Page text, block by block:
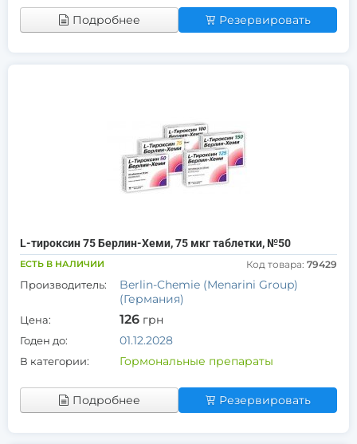
Подробнее Резервировать
L-тироксин 75 Берлин-Хеми, 75 мкг таблетки, №50
ЕСТЬ В НАЛИЧИИ Код товара: 79429
Производитель:
Berlin-Chemie (Menarini Group)
(Германия)
Цена: 126 грн
Годен до: 01.12.2028
В категории: Гормональные препараты
Подробнее Резервировать